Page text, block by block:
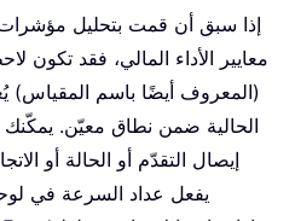
إذا سبق أن قمت بتحليل مؤشرات
معايير الأداء المالي، فقد
(المعروف أيضًا باسم المقياس)
الحالية ضمن نطاق معيّن.
إيصال التقدّم أو الحالة أو
يفعل عداد السرعة في